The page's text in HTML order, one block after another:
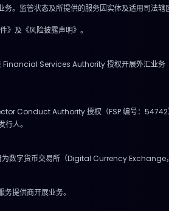
。监管状态及所提供的服务因实体及适用司法
》及《风险披露声明》。
Services Authority 授权开展外汇业
Conduct Authority 授权（FSP 编号：54742
人。
数字货币交易所（Digital Currency Exchange
提供商开展业务。